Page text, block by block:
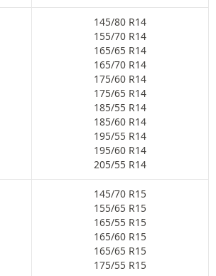
145/80 R14
155/70 R14
165/65 R14
165/70 R14
175/60 R14
175/65 R14
185/55 R14
185/60 R14
195/55 R14
195/60 R14
205/55 R14
145/70 R15
155/65 R15
165/55 R15
165/60 R15
165/65 R15
175/55 R15